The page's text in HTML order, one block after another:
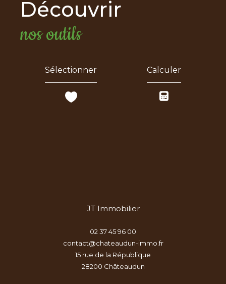
découvrir
nos outils
Sélectionner Calculer
JT Immobilier
02 37 45 96 00
contact@chateaudun-immo.fr
15 rue de la République
28200
châteaudun